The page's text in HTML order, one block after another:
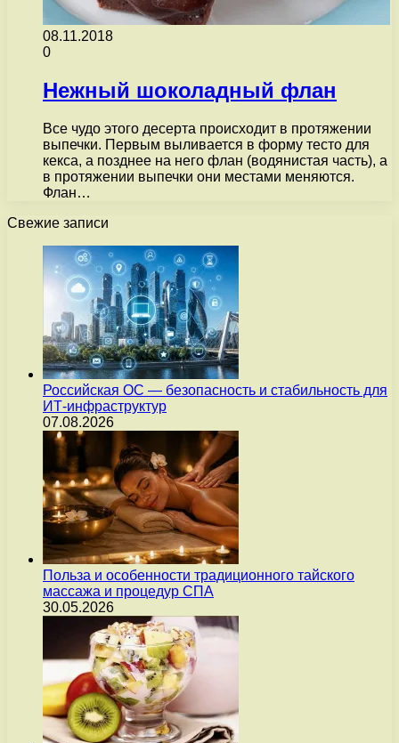
08.11.2018
0
Нежный шоколадный флан
Все чудо этого десерта происходит в протяжении
выпечки. Первым выливается в форму тесто для
кекса, а позднее на него флан (водянистая часть), а
в протяжении выпечки они местами меняются.
Флан…
Свежие записи
Российская ОС — безопасность и стабильность для
ИТ-инфраструктур
07.08.2026
Польза и особенности традиционного тайского
массажа и процедур СПА
30.05.2026